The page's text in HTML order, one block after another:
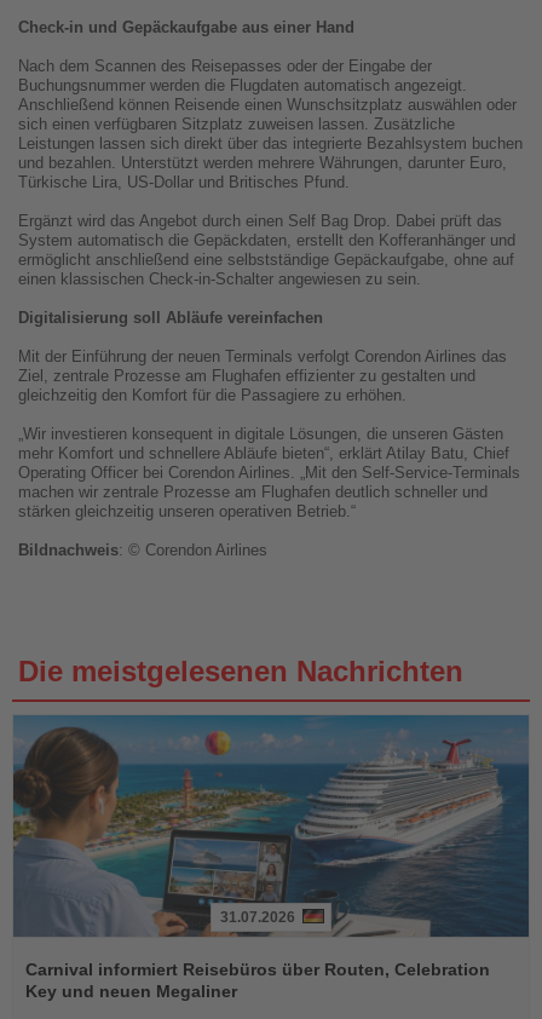
Check-in und Gepäckaufgabe aus einer Hand
Nach dem Scannen des Reisepasses oder der Eingabe der
Buchungsnummer werden die Flugdaten automatisch angezeigt.
Anschließend können Reisende einen Wunschsitzplatz auswählen oder
sich einen verfügbaren Sitzplatz zuweisen lassen. Zusätzliche
Leistungen lassen sich direkt über das integrierte Bezahlsystem buchen
und bezahlen. Unterstützt werden mehrere Währungen, darunter Euro,
Türkische Lira, US-Dollar und Britisches Pfund.
Ergänzt wird das Angebot durch einen Self Bag Drop. Dabei prüft das
System automatisch die Gepäckdaten, erstellt den Kofferanhänger und
ermöglicht anschließend eine selbstständige Gepäckaufgabe, ohne auf
einen klassischen Check-in-Schalter angewiesen zu sein.
Digitalisierung soll Abläufe vereinfachen
Mit der Einführung der neuen Terminals verfolgt Corendon Airlines das
Ziel, zentrale Prozesse am Flughafen effizienter zu gestalten und
gleichzeitig den Komfort für die Passagiere zu erhöhen.
„Wir investieren konsequent in digitale Lösungen, die unseren Gästen
mehr Komfort und schnellere Abläufe bieten“, erklärt Atilay Batu, Chief
Operating Officer bei Corendon Airlines. „Mit den Self-Service-Terminals
machen wir zentrale Prozesse am Flughafen deutlich schneller und
stärken gleichzeitig unseren operativen Betrieb.“
Bildnachweis: © Corendon Airlines
Die meistgelesenen Nachrichten
Sie
die
Nachrichten
31.07.2026
Carnival informiert Reisebüros über Routen, Celebration
Key und neuen Megaliner